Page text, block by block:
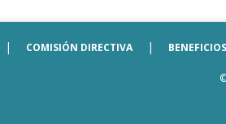
| COMISIÓN DIRECTIVA | BENEFICIOS